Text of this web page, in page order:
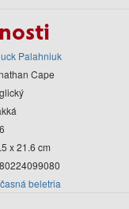
Palahniuk
Cape
x 21.6 cm
beletria